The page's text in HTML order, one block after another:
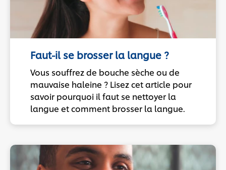
Faut-il se brosser la langue ?
Vous souffrez de bouche sèche ou de
mauvaise haleine ? Lisez cet article pour
savoir pourquoi il faut se nettoyer la
langue et comment brosser la langue.